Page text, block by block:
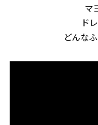
マ
ド
どんな